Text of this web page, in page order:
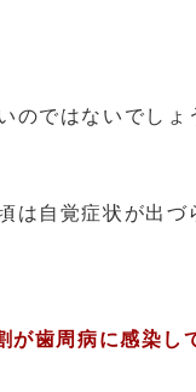
のではないでしょ
は自覚症状が出づ
が歯周病に感染し